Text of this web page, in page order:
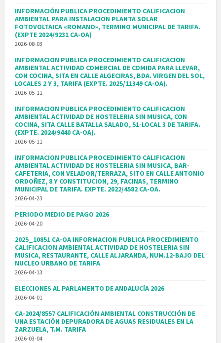
INFORMACIÓN PUBLICA PROCEDIMIENTO CALIFICACION
AMBIENTAL PARA INSTALACION PLANTA SOLAR
FOTOVOLTAICA «ROMANO», TERMINO MUNICIPAL DE TARIFA.
(EXPTE 2024/9231 CA-OA)
2026-08-03
INFORMACION PUBLICA PROCEDIMIENTO CALIFICACION
AMBIENTAL ACTIVIDAD COMERCIAL DE COMIDA PARA LLEVAR,
CON COCINA, SITA EN CALLE ALGECIRAS, BDA. VIRGEN DEL SOL,
LOCALES 2 Y 3, TARIFA (EXPTE. 2025/11349 CA-OA).
2026-05-11
INFORMACION PUBLICA PROCEDIMIENTO CALIFICACION
AMBIENTAL ACTIVIDAD DE HOSTELERIA SIN MUSICA, CON
COCINA, SITA CALLE BATALLA SALADO, 51-LOCAL 3 DE TARIFA.
(EXPTE. 2024/9440 CA-OA).
2026-05-11
INFORMACION PUBLICA PROCEDIMIENTO CALIFICACION
AMBIENTAL ACTIVIDAD DE HOSTELERIA SIN MUSICA, BAR-
CAFETERIA, CON VELADOR/TERRAZA, SITO EN CALLE ANTONIO
ORDOÑEZ, 8 Y CONSTITUCION, 29, FACINAS, TERMINO
MUNICIPAL DE TARIFA. EXPTE. 2022/4582 CA-OA.
2026-04-23
PERIODO MEDIO DE PAGO 2026
2026-04-20
2025_10851 CA-OA INFORMACION PUBLICA PROCEDIMIENTO
CALIFICACION AMBIENTAL ACTIVIDAD DE HOSTELERIA SIN
MUSICA, RESTAURANTE, CALLE ALJARANDA, NUM.12-BAJO DEL
NUCLEO URBANO DE TARIFA
2026-04-13
ELECCIONES AL PARLAMENTO DE ANDALUCÍA 2026
2026-04-01
CA-2024/8557 CALIFICACIÓN AMBIENTAL CONSTRUCCIÓN DE
UNA ESTACIÓN DEPURADORA DE AGUAS RESIDUALES EN LA
ZARZUELA, T.M. TARIFA
2026-03-04